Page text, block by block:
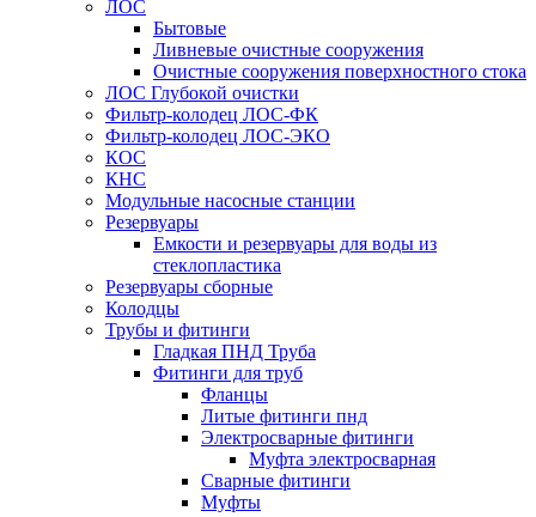
ЛОС
Бытовые
Ливневые очистные сооружения
Очистные сооружения поверхностного стока
ЛОС Глубокой очистки
Фильтр-колодец ЛОС-ФК
Фильтр-колодец ЛОС-ЭКО
КОС
КНС
Модульные насосные станции
Резервуары
Емкости и резервуары для воды из
стеклопластика
Резервуары сборные
Колодцы
Трубы и фитинги
Гладкая ПНД Труба
Фитинги для труб
Фланцы
Литые фитинги пнд
Электросварные фитинги
Муфта электросварная
Сварные фитинги
Муфты